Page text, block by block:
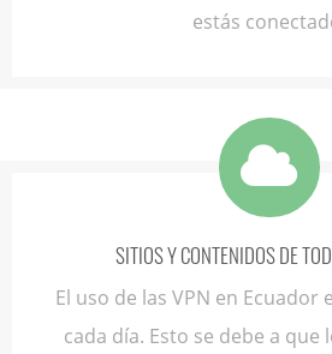
estás
SITIOS Y CONTENIDOS DE
El uso de las VPN en
cada día. Esto se debe a que